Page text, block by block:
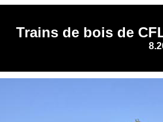
Trains de bois de